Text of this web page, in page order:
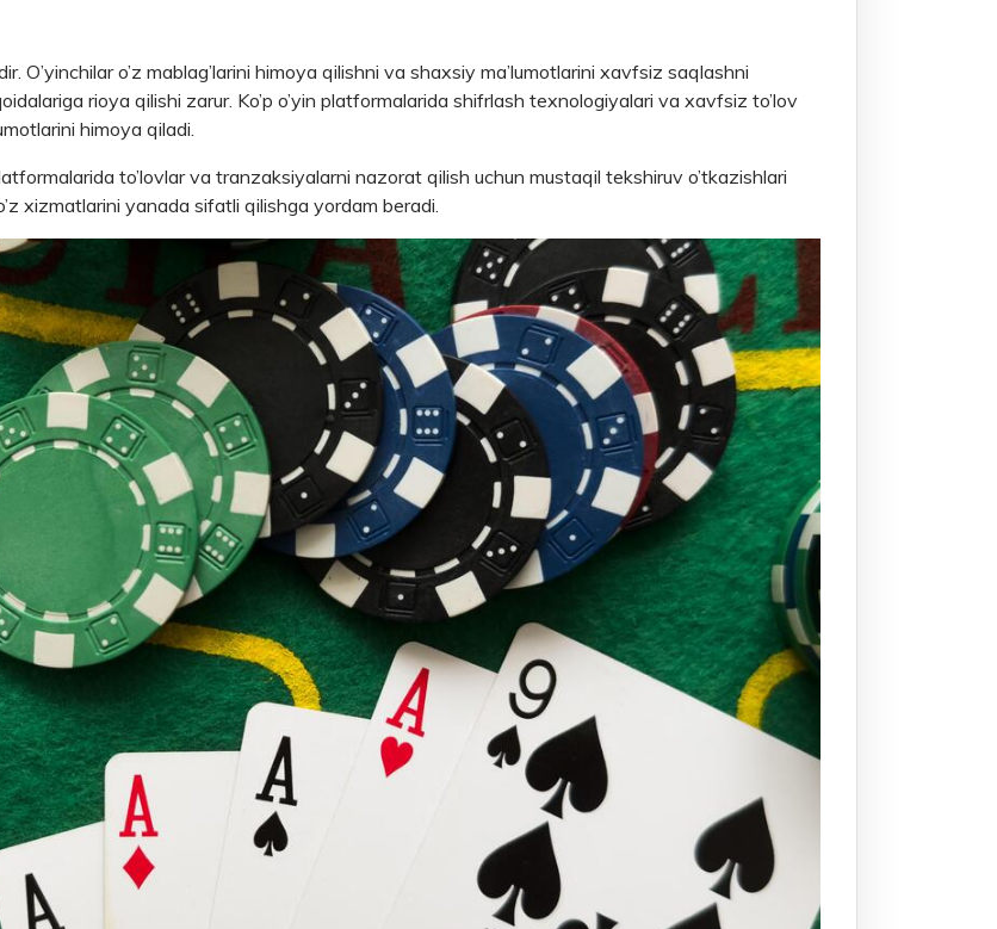
O’yinchilar o’z mablag’larini himoya qilishni va shaxsiy ma’lumotlarini xavfsiz saqlashni
rioya qilishi zarur. Ko’p o’yin platformalarida shifrlash texnologiyalari va xavfsiz to’lov
himoya qiladi.
to’lovlar va tranzaksiyalarni nazorat qilish uchun mustaqil tekshiruv o’tkazishlari
xizmatlarini yanada sifatli qilishga yordam beradi.